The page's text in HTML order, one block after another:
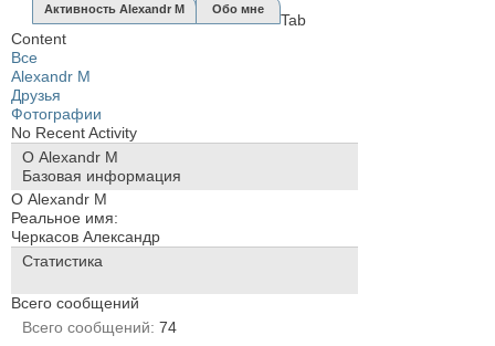
Активность Alexandr M Обо мне
Tab
Content
Все
Alexandr M
Друзья
Фотографии
No Recent Activity
О Alexandr M
Базовая информация
О Alexandr M
Реальное имя:
Черкасов Александр
Статистика
Всего сообщений
Всего сообщений 74